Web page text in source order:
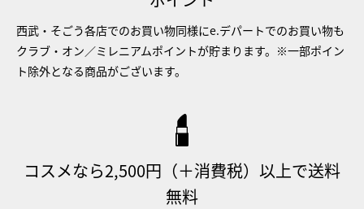
西武・そごう各店でのお買い物同様にe.デパートでのお買い物も
クラブ・オン／ミレニアムポイントが貯まります。※一部ポイン
ト除外となる商品がございます。
コスメなら2,500円（＋消費税）以上で送料
無料